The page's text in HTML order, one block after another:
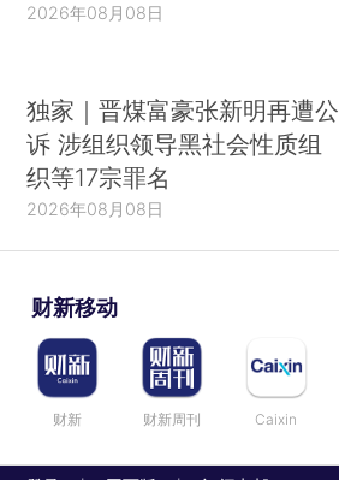
2026年08月08日
独家｜晋煤富豪张新明再遭公
诉 涉组织领导黑社会性质组
织等17宗罪名
2026年08月08日
财新移动
财新 财新周刊 Caixin